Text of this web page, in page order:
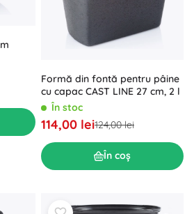
Formă din fontă pentru pâine
cu capac CAST LINE 27 cm, 2 l
În stoc
114,00 lei124,00 lei
În coș